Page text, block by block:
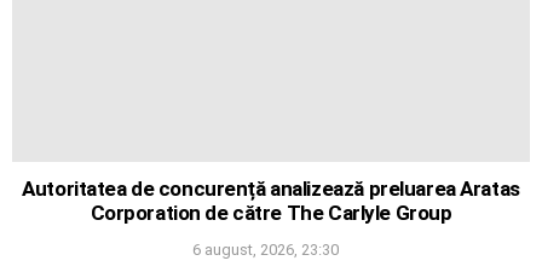
Autoritatea de concurență analizează preluarea Aratas
Corporation de către The Carlyle Group
6 august, 2026, 23:30